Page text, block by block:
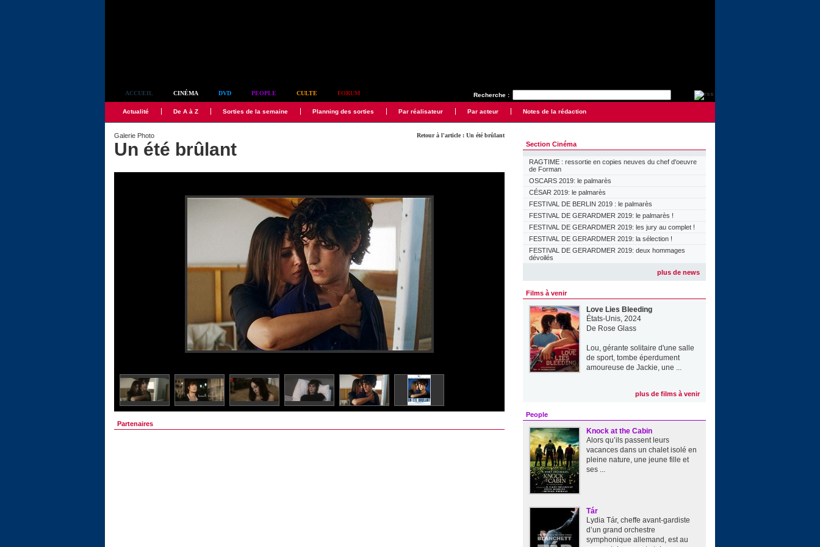
Recherche :
ACCUEIL CINÉMA DVD PEOPLE CULTE FORUM
Actualité De A à Z Sorties de la semaine Planning des sorties Par réalisateur Par acteur Notes de la rédaction
Retour à l'article : Un été brûlant
Galerie Photo
Un été brûlant
Partenaires
Section Cinéma
RAGTIME : ressortie en copies neuves du chef d'oeuvre
de Forman
OSCARS 2019: le palmarès
CÉSAR 2019: le palmarès
FESTIVAL DE BERLIN 2019 : le palmarès
FESTIVAL DE GERARDMER 2019: le palmarès !
FESTIVAL DE GERARDMER 2019: les jury au complet !
FESTIVAL DE GERARDMER 2019: la sélection !
FESTIVAL DE GERARDMER 2019: deux hommages
dévoilés
plus de news
Films à venir
Love Lies Bleeding
États-Unis, 2024
De Rose Glass
Lou, gérante solitaire d'une salle
de sport, tombe éperdument
amoureuse de Jackie, une ...
plus de films à venir
People
Knock at the Cabin
Alors qu’ils passent leurs
vacances dans un chalet isolé en
pleine nature, une jeune fille et
ses ...
Tár
Lydia Tár, cheffe avant-gardiste
d’un grand orchestre
symphonique allemand, est au